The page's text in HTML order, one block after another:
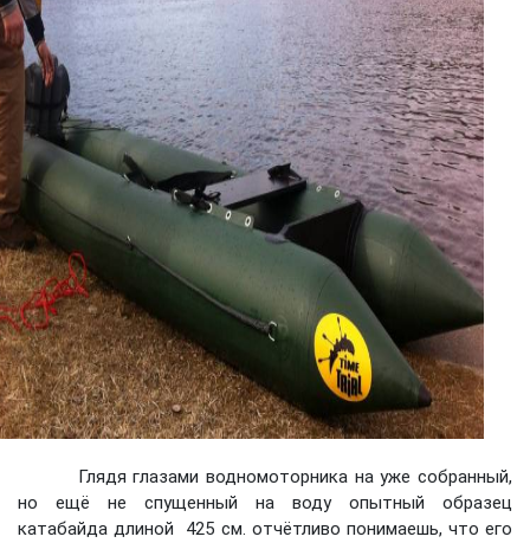
Глядя глазами водномоторника на уже собранный,
но ещё не спущенный на воду опытный образец
катабайда длиной 425 см. отчётливо понимаешь, что его